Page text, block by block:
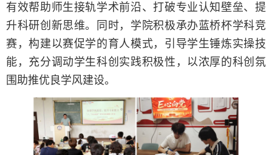
有效帮助师生接轨学术前沿、打破专业认知壁垒、提
升科研创新思维。同时，学院积极承办蓝桥杯学科竞
赛，构建以赛促学的育人模式，引导学生锤炼实操技
能，充分调动学生科创实践积极性，以浓厚的科创氛
围助推优良学风建设。